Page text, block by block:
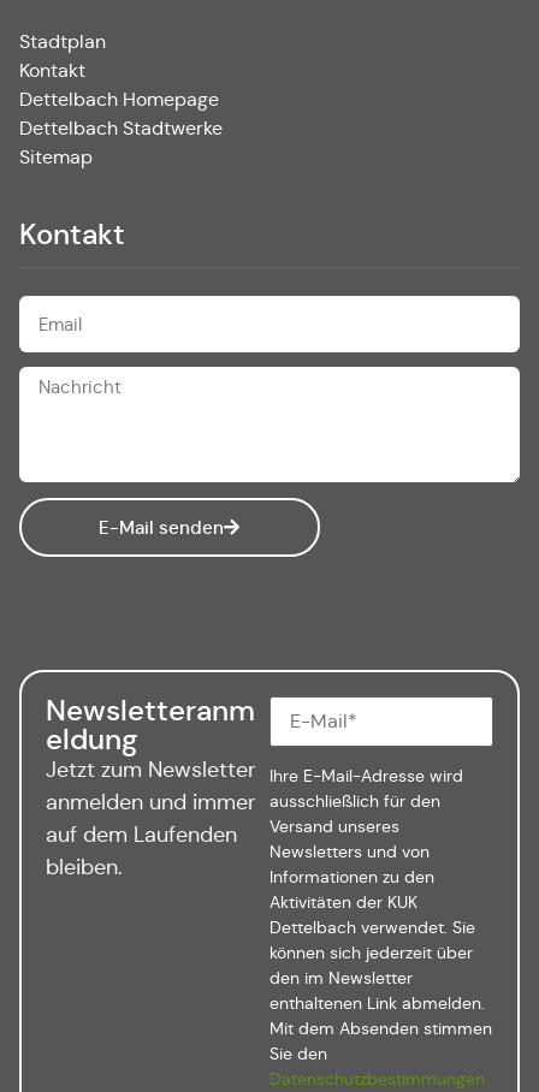
Stadtplan
Kontakt
Dettelbach Homepage
Dettelbach Stadtwerke
Sitemap
Kontakt
E-Mail senden
Newsletteranm
eldung
Jetzt zum Newsletter
anmelden und immer
auf dem Laufenden
bleiben.
Ihre E-Mail-Adresse wird
ausschließlich für den
Versand unseres
Newsletters und von
Informationen zu den
Aktivitäten der KUK
Dettelbach verwendet. Sie
können sich jederzeit über
den im Newsletter
enthaltenen Link abmelden.
Mit dem Absenden stimmen
Sie den
Datenschutzbestimmungen